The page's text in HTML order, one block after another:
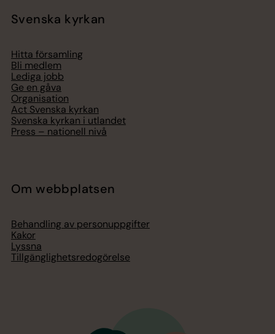
Svenska kyrkan
Hitta församling
Bli medlem
Lediga jobb
Ge en gåva
Organisation
Act Svenska kyrkan
Svenska kyrkan i utlandet
Press – nationell nivå
Om webbplatsen
Behandling av personuppgifter
Kakor
Lyssna
Tillgänglighetsredogörelse